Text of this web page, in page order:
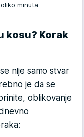
minuta
kosu? Korak
nije samo stvar
je da se
oblikovanje